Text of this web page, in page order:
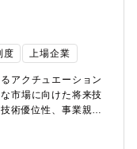
援・工場ＤＸ ・既
・改良業務、技術的
連携 ・新規生産ライ
全・改善業務に携わ
階）工場に併設され
給休暇を取得しやす
修、社外研修・セミ
度 上場企業
アクチュエーション
市場に向けた将来技
術優位性、事業親和
る中、アイシンはモ